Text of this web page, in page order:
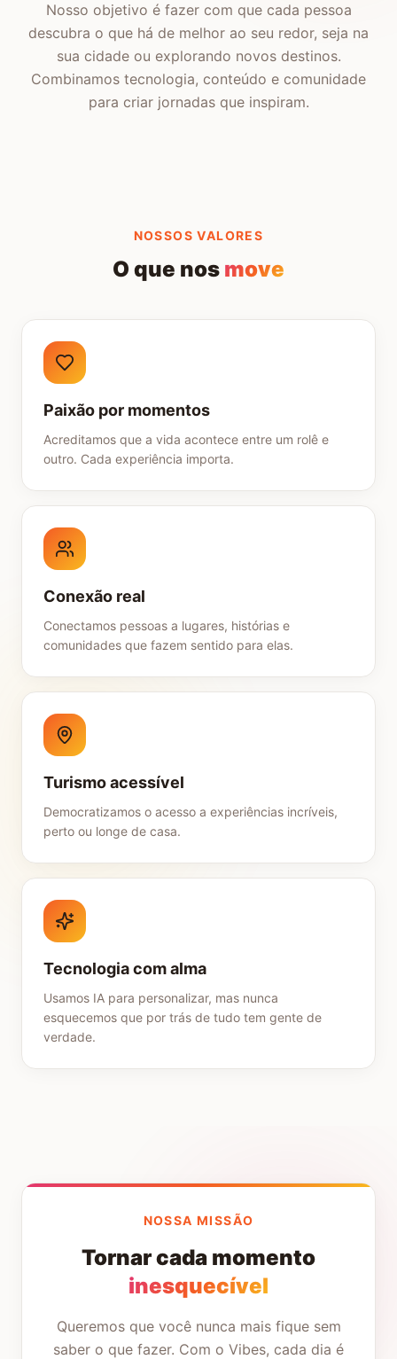
Nosso objetivo é fazer com que cada pessoa
descubra o que há de melhor ao seu redor, seja na
sua cidade ou explorando novos destinos.
Combinamos tecnologia, conteúdo e comunidade
para criar jornadas que inspiram.
NOSSOS VALORES
O que nos move
Paixão por momentos
Acreditamos que a vida acontece entre um rolê e
outro. Cada experiência importa.
Conexão real
Conectamos pessoas a lugares, histórias e
comunidades que fazem sentido para elas.
Turismo acessível
Democratizamos o acesso a experiências incríveis,
perto ou longe de casa.
Tecnologia com alma
Usamos IA para personalizar, mas nunca
esquecemos que por trás de tudo tem gente de
verdade.
NOSSA MISSÃO
Tornar cada momento
inesquecível
Queremos que você nunca mais fique sem
saber o que fazer. Com o Vibes, cada dia é